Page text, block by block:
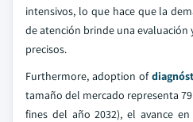
intensivos, lo que hace que la
de atención brinde una
precisos.
Furthermore, adoption of
tamaño del mercado representa
fines del año 2032), el avance en